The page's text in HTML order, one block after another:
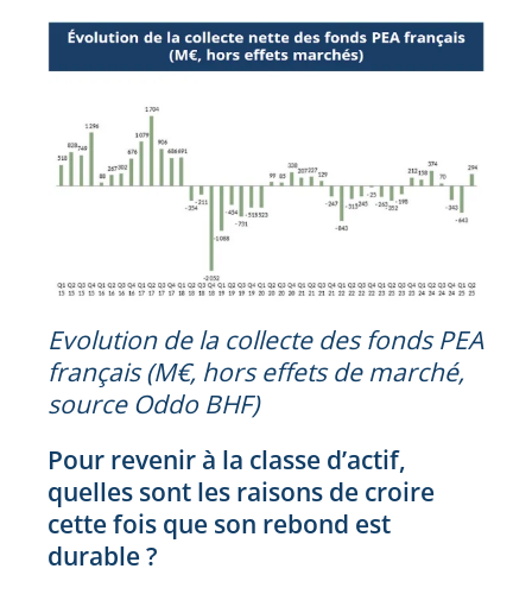
Evolution de la collecte des fonds PEA
français (M€, hors effets de marché,
source Oddo BHF)
Pour revenir à la classe d’actif,
quelles sont les raisons de croire
cette fois que son rebond est
durable ?